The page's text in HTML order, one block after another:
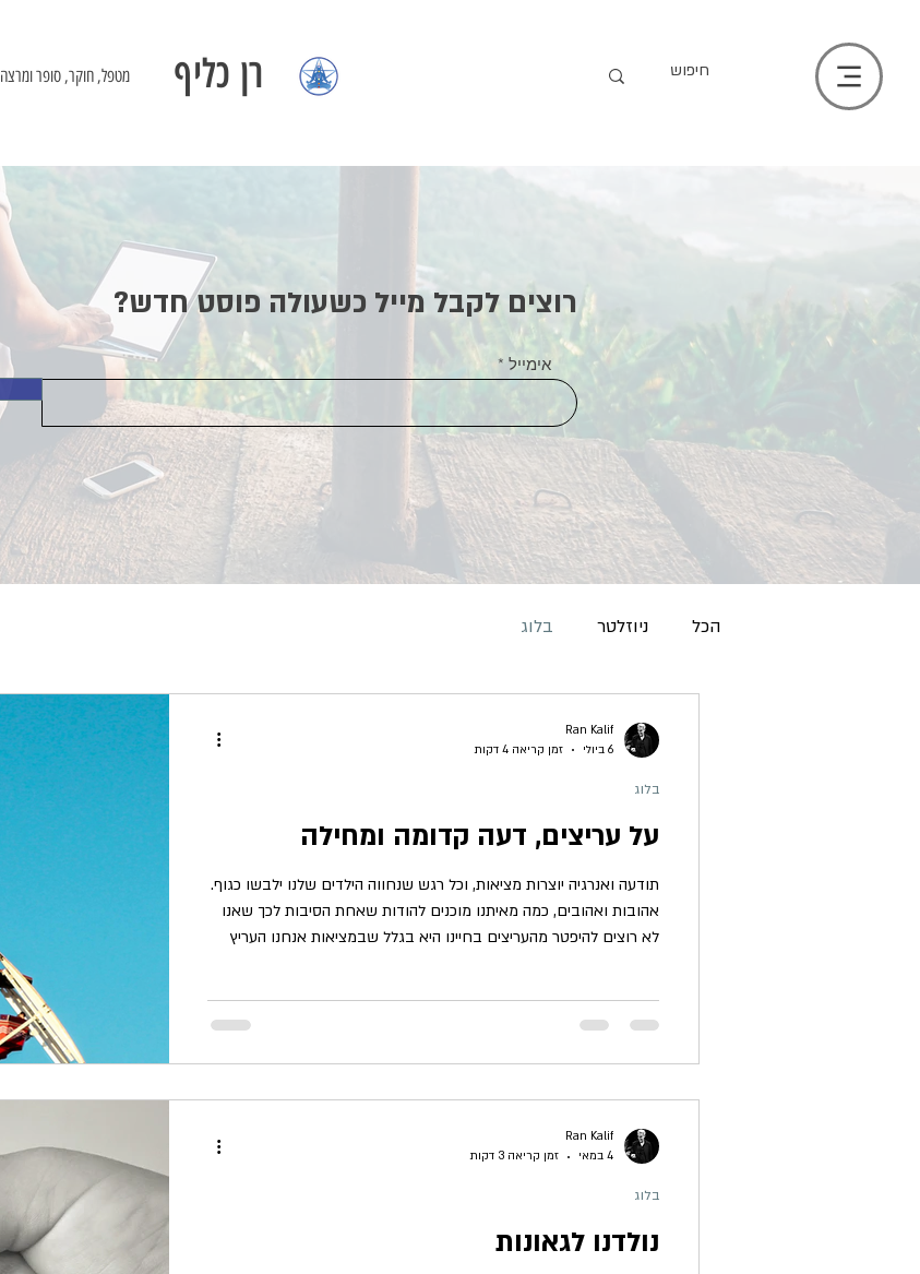
מטפל, חוקר, סופר ומרצה רן כליף
רוצים לקבל מייל כשעולה פוסט חדש?
אימייל
הכל ניוזלטר בלוג
על עריצים, דעה קדומה ומחילה
תודעה ואנרגיה יוצרות מציאות, וכל רגש שנחווה הילדים שלנו ילבשו כגוף.
אהובות ואהובים, כמה מאיתנו מוכנים להודות שאחת הסיבות לכך שאנו
לא רוצים להיפטר מהעריצים בחיינו היא בגלל שבמציאות אנחנו העריץ
האמינו, אנחנו לובשים גנטית, והעריצים שלהם הן ההקלטות שלנו. מה
ואופי הדחף לשנות, למרות ההתנגדות התוהד
בלוג
Ran Kalif
6 ביולי
זמן קריאה 4 דקות
נולדנו לגאונות
בלוג
Ran Kalif
4 במאי
זמן קריאה 3 דקות